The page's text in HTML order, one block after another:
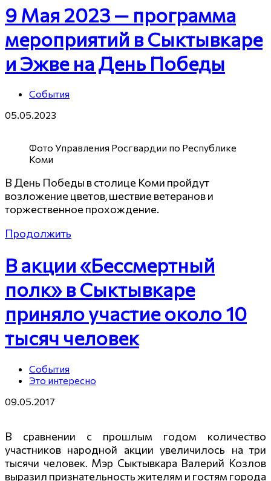
9 Мая 2023 — программа
мероприятий в Сыктывкаре
и Эжве на День Победы
События
05.05.2023
Фото Управления Росгвардии по Республике
Коми
В День Победы в столице Коми пройдут
возложение цветов, шествие ветеранов и
торжественное прохождение.
Продолжить
В акции «Бессмертный
полк» в Сыктывкаре
приняло участие около 10
тысяч человек
События
Это интересно
09.05.2017
В сравнении с прошлым годом количество
участников народной акции увеличилось на три
тысячи человек. Мэр Сыктывкара Валерий Козлов
выразил признательность жителям и гостям города